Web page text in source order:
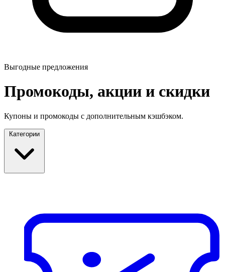
Выгодные предложения
Промокоды, акции и скидки
Купоны и промокоды с дополнительным кэшбэком.
Категории